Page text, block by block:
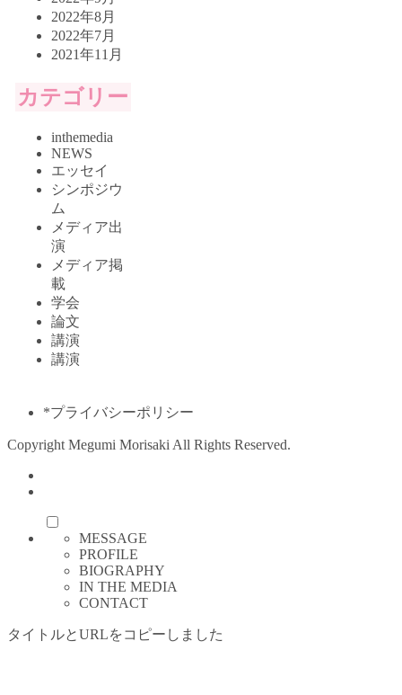
2022年8月
2022年7月
2021年11月
カテゴリー
inthemedia
NEWS
エッセイ
シンポジウ
ム
メディア出
演
メディア掲
載
学会
論文
講演
講演
*プライバシーポリシー
Copyright Megumi Morisaki All Rights Reserved.
MESSAGE
PROFILE
BIOGRAPHY
IN THE MEDIA
CONTACT
タイトルとURLをコピーしました